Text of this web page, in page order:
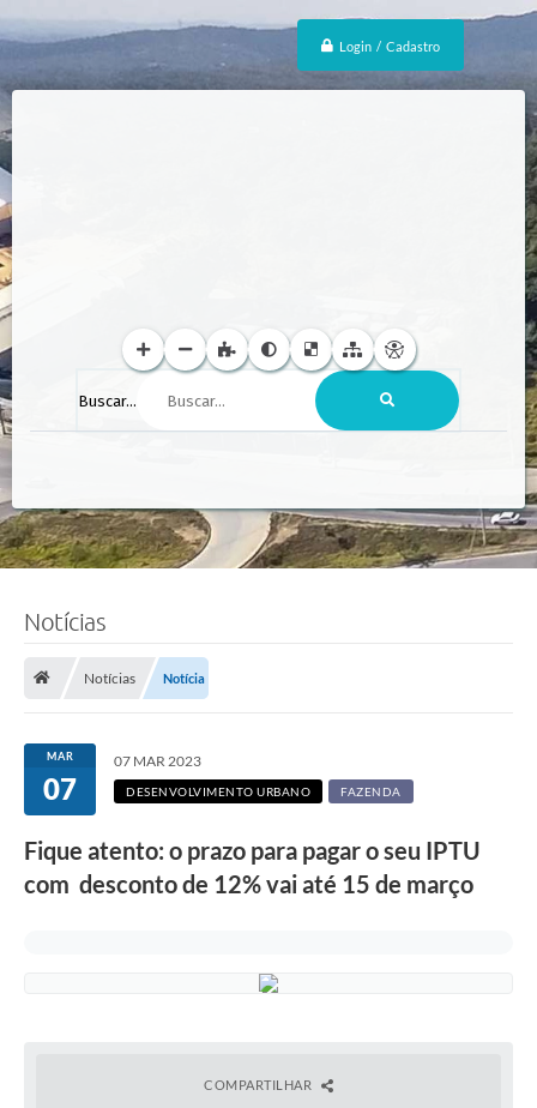
Login / Cadastro
Buscar...
Notícias
Notícias Notícia
MAR
07
07 MAR 2023
DESENVOLVIMENTO URBANO FAZENDA
Fique atento: o prazo para pagar o seu IPTU
com desconto de 12% vai até 15 de março
COMPARTILHAR